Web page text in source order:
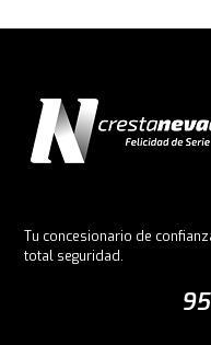
Tu concesionario de
total seguridad.